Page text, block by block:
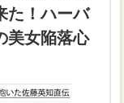
た！ハーバ
美女陥落心